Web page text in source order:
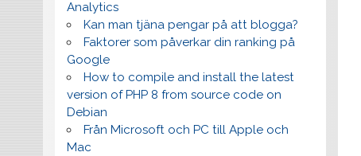
Analytics
Kan man tjäna pengar på att blogga?
Faktorer som påverkar din ranking på
Google
How to compile and install the latest
version of PHP 8 from source code on
Debian
Från Microsoft och PC till Apple och
Mac